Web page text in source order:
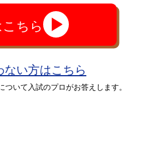
ちら
ない方はこちら
いて入試のプロがお答えします。